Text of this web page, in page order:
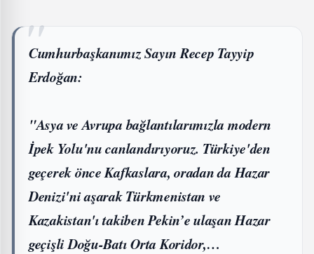
Cumhurbaşkanımız Sayın Recep Tayyip
Erdoğan:
"Asya ve Avrupa bağlantılarımızla modern
İpek Yolu'nu canlandırıyoruz. Türkiye'den
geçerek önce Kafkaslara, oradan da Hazar
Denizi'ni aşarak Türkmenistan ve
Kazakistan'ı takiben Pekin’e ulaşan Hazar
geçişli Doğu-Batı Orta Koridor,…